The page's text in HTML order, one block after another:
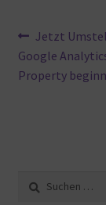
Vorheriger
Beitrag:
Jetzt
Google
Property
Suche
nach: